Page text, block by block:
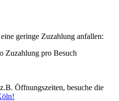
geringe Zuzahlung anfallen:
Zuzahlung pro Besuch
Öffnungszeiten, besuche die